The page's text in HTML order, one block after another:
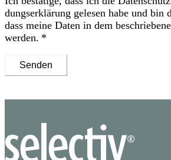
dungs­erklärung gelesen habe und bin
dass meine Daten in dem
werden.
Senden